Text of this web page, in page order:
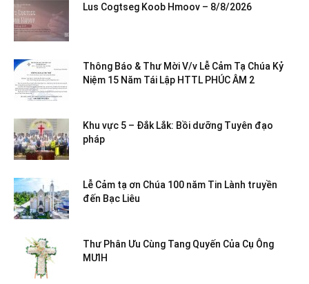
Lus Cogtseg Koob Hmoov – 8/8/2026
Thông Báo & Thư Mời V/v Lễ Cảm Tạ Chúa Kỷ
Niệm 15 Năm Tái Lập HTTL PHÚC ÂM 2
Khu vực 5 – Đắk Lắk: Bồi dưỡng Tuyên đạo
pháp
Lễ Cảm tạ ơn Chúa 100 năm Tin Lành truyền
đến Bạc Liêu
Thư Phân Ưu Cùng Tang Quyến Của Cụ Ông
MƯIH